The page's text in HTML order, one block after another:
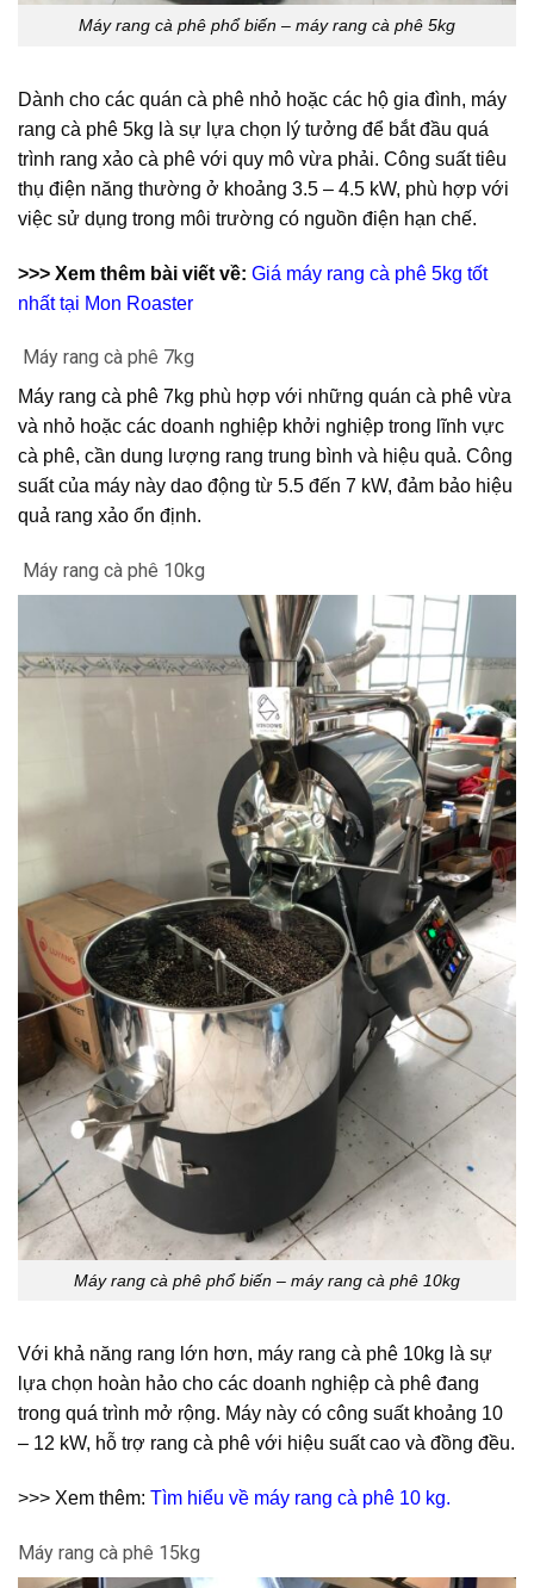
Máy rang cà phê phổ biến – máy rang cà phê 5kg
Dành cho các quán cà phê nhỏ hoặc các hộ gia đình, máy
rang cà phê 5kg là sự lựa chọn lý tưởng để bắt đầu quá
trình rang xảo cà phê với quy mô vừa phải. Công suất tiêu
thụ điện năng thường ở khoảng 3.5 – 4.5 kW, phù hợp với
việc sử dụng trong môi trường có nguồn điện hạn chế.
>>> Xem thêm bài viết về: Giá máy rang cà phê 5kg tốt
nhất tại Mon Roaster
Máy rang cà phê 7kg
Máy rang cà phê 7kg phù hợp với những quán cà phê vừa
và nhỏ hoặc các doanh nghiệp khởi nghiệp trong lĩnh vực
cà phê, cần dung lượng rang trung bình và hiệu quả. Công
suất của máy này dao động từ 5.5 đến 7 kW, đảm bảo hiệu
quả rang xảo ổn định.
Máy rang cà phê 10kg
Máy rang cà phê phổ biến – máy rang cà phê 10kg
Với khả năng rang lớn hơn, máy rang cà phê 10kg là sự
lựa chọn hoàn hảo cho các doanh nghiệp cà phê đang
trong quá trình mở rộng. Máy này có công suất khoảng 10
– 12 kW, hỗ trợ rang cà phê với hiệu suất cao và đồng đều.
>>> Xem thêm: Tìm hiểu về máy rang cà phê 10 kg.
Máy rang cà phê 15kg